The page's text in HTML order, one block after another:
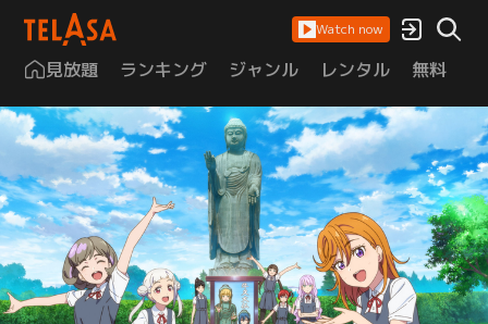
Watch now
見放題 ランキング ジャンル レンタル 無料